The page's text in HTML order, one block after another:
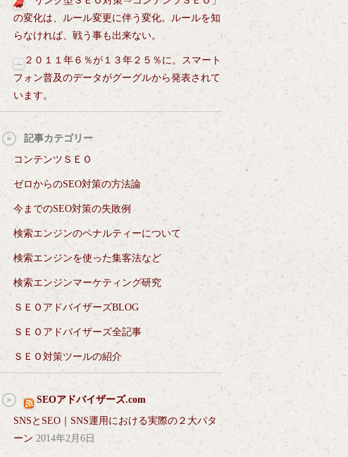
の変化は、ルール変更に伴う変化。ルールを知
らなければ、戦う事も出来ない。
２０１１年６％が１３年２５％に。スマート
フォン普及のデータがグーグルから発表されて
います。
記事カテゴリー
コンテンツＳＥＯ
ゼロからのSEO対策の方法論
今までのSEO対策の失敗例
検索エンジンのペナルティーについて
検索エンジンを使った集客法など
検索エンジンマーケティング研究
ＳＥＯアドバイザーズBLOG
ＳＥＯアドバイザーズ全記事
ＳＥＯ対策ツールの紹介
SEOアドバイザーズ.com
SNSとSEO｜SNS運用における実際の２大パタ
ーン 2014年2月6日